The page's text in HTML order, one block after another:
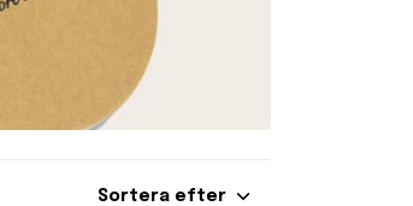
Sortera efter